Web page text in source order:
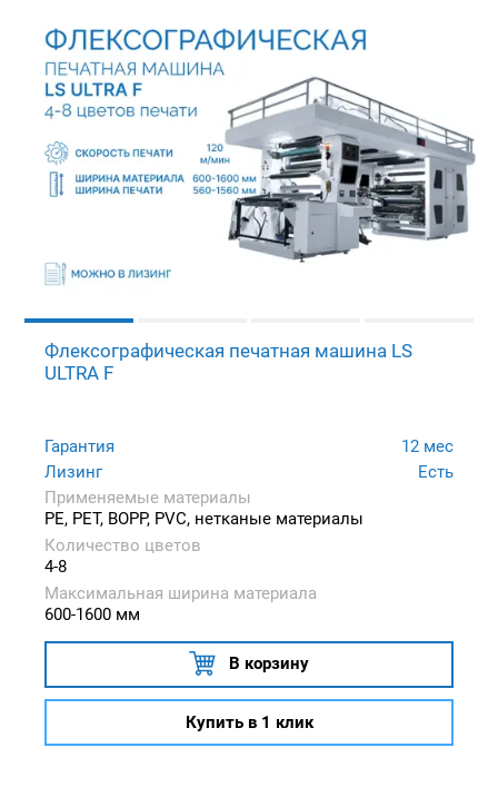
Флексографическая печатная машина LS
ULTRA F
Гарантия
12 мес
Лизинг
Есть
Применяемые материалы
PE, PET, BOPP, PVC, нетканые материалы
Количество цветов
4-8
Максимальная ширина материала
600-1600 мм
В корзину
Купить в 1 клик